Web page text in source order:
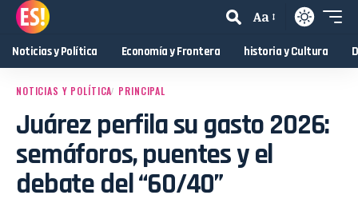
Aa
Noticias y Política Economía y Frontera historia y Cultura
NOTICIAS Y POLÍTICA PRINCIPAL
Juárez perfila su gasto 2026:
semáforos, puentes y el
debate del “60/40”